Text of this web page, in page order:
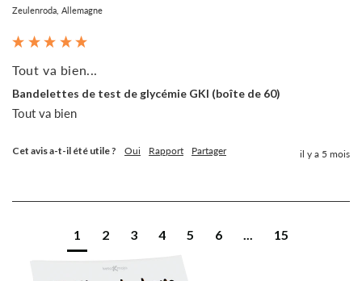
Zeulenroda, Allemagne
Tout va bien...
Bandelettes de test de glycémie GKI (boîte de 60)
Tout va bien
Cet avis a-t-il été utile ? Oui Rapport Partager il y a 5 mois
1 2 3 4 5 6 ... 15